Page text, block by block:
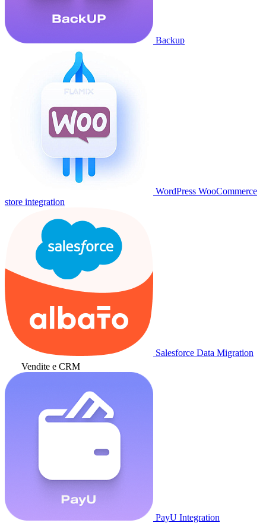
Backup
WordPress WooCommerce
store integration
Salesforce Data Migration
Vendite e CRM
PayU Integration